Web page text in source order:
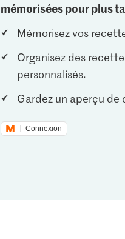
mémorisées pour plus
Mémorisez vos
Organisez des
personnalisés.
Gardez un aperçu de
Connexion